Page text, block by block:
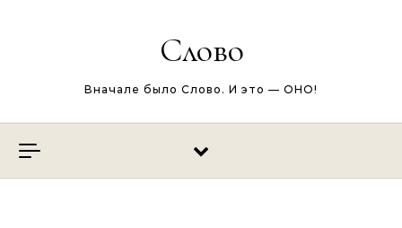
Слово
Вначале было Слово. И это — ОНО!